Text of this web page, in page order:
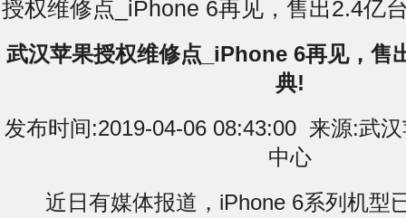
授权维修点_iPhone 6再见，售出2.4亿
武汉苹果授权维修点_iPhone 6再见，售
典!
发布时间:2019-04-06 08:43:00 来源:武
中心
近日有媒体报道，iPhone 6系列机型